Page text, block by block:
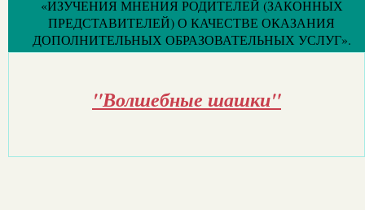
«ИЗУЧЕНИЯ МНЕНИЯ РОДИТЕЛЕЙ (ЗАКОННЫХ
ПРЕДСТАВИТЕЛЕЙ) О КАЧЕСТВЕ ОКАЗАНИЯ
ДОПОЛНИТЕЛЬНЫХ ОБРАЗОВАТЕЛЬНЫХ УСЛУГ».
"Волшебные шашки"